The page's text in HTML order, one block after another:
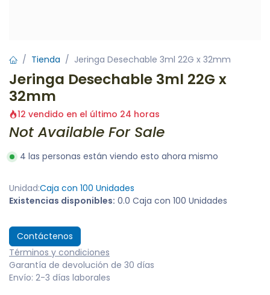
Tienda Jeringa Desechable 3ml 22G x 32mm
Jeringa Desechable 3ml 22G x
32mm
12 vendido en el último 24 horas
Not Available For Sale
4 las personas están viendo esto ahora mismo
Unidad:Caja con 100 Unidades
Existencias disponibles: 0.0 Caja con 100 Unidades
Contáctenos
Términos y condiciones
Garantía de devolución de 30 días
Envío: 2-3 días laborales